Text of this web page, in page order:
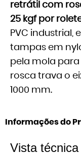
retrátil com
25 kgf por
PVC industrial,
tampas em
pela mola para
rosca trava o
1000 mm.
Informações do
Vista